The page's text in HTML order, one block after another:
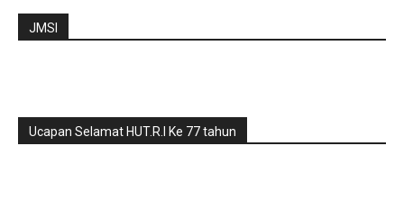
JMSI
Ucapan Selamat HUT.R.I Ke 77 tahun